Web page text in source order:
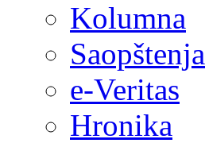
Kolumna
Saopštenja
e-Veritas
Hronika